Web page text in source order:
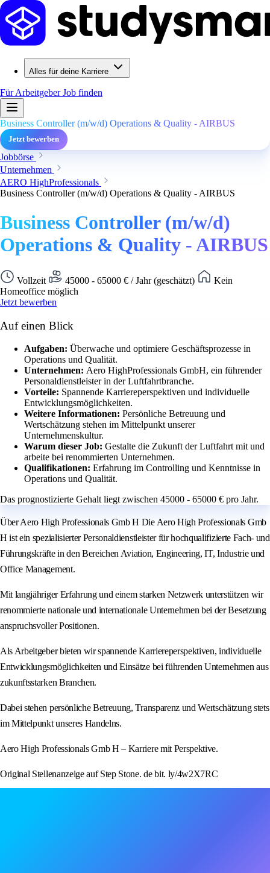
Alles für deine Karriere
Für ArbeitgeberJob finden
Business Controller (m/w/d) Operations & Quality - AIRBUS
Jetzt bewerben
Jobbörse
Unternehmen
AERO HighProfessionals
Business Controller (m/w/d) Operations & Quality - AIRBUS
Business Controller (m/w/d)
Operations & Quality - AIRBUS
Vollzeit 45000 - 65000 € / Jahr (geschätzt)
Kein
Homeoffice möglich
Jetzt bewerben
Auf einen Blick
Aufgaben: Überwache und optimiere Geschäftsprozesse in
Operations und Qualität.
Unternehmen: Aero HighProfessionals GmbH, ein führender
Personaldienstleister in der Luftfahrtbranche.
Vorteile: Spannende Karriereperspektiven und individuelle
Entwicklungsmöglichkeiten.
Weitere Informationen: Persönliche Betreuung und
Wertschätzung stehen im Mittelpunkt unserer
Unternehmenskultur.
Warum dieser Job: Gestalte die Zukunft der Luftfahrt mit und
arbeite bei renommierten Unternehmen.
Qualifikationen: Erfahrung im Controlling und Kenntnisse in
Operations und Qualität.
Das prognostizierte Gehalt liegt zwischen 45000 - 65000 € pro Jahr.
Über Aero High Professionals Gmb H Die Aero High Professionals Gmb
H ist ein spezialisierter Personaldienstleister für hochqualifizierte Fach- und
Führungskräfte in den Bereichen Aviation, Engineering, IT, Industrie und
Office Management.
Mit langjähriger Erfahrung und einem starken Netzwerk unterstützen wir
renommierte nationale und internationale Unternehmen bei der Besetzung
anspruchsvoller Positionen.
Als Arbeitgeber bieten wir spannende Karriereperspektiven, individuelle
Entwicklungsmöglichkeiten und Einsätze bei führenden Unternehmen aus
zukunftsstarken Branchen.
Dabei stehen persönliche Betreuung, Transparenz und Wertschätzung stets
im Mittelpunkt unseres Handelns.
Aero High Professionals Gmb H – Karriere mit Perspektive.
Original Stellenanzeige auf Step Stone. de bit. ly/4w2X7RC